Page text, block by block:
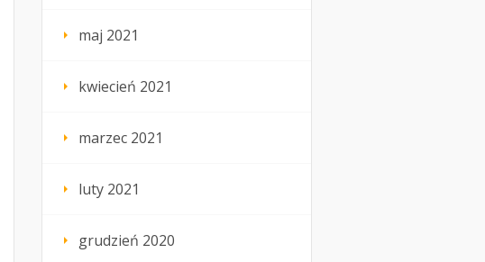
maj 2021
kwiecień 2021
marzec 2021
luty 2021
grudzień 2020